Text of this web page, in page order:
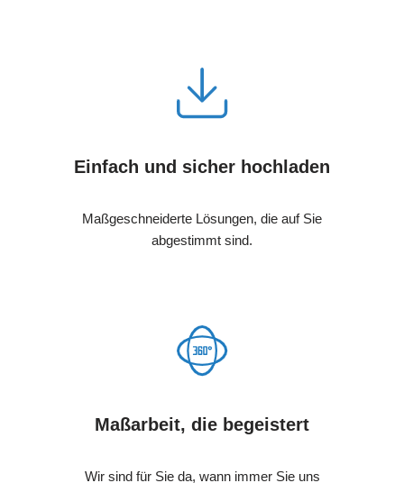
Einfach und sicher hochladen
Maßgeschneiderte Lösungen, die auf Sie
abgestimmt sind.
Maßarbeit, die begeistert
Wir sind für Sie da, wann immer Sie uns